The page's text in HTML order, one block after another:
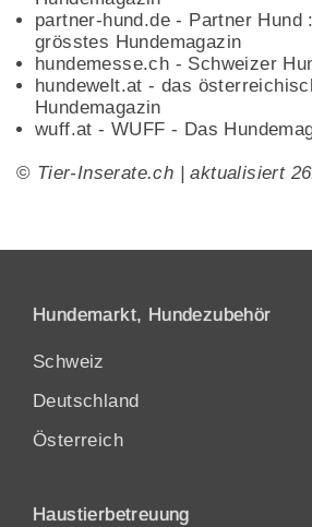
partner-hund.de - Partner Hund
grösstes Hundemagazin
hundemesse.ch - Schweizer
hundewelt.at - das
Hundemagazin
wuff.at - WUFF - Das
© Tier-Inserate.ch | aktualisiert
Hundemarkt, Hundezubehör
Schweiz
Deutschland
Österreich
Haustierbetreuung